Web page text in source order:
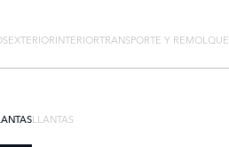
EXTERIORINTERIORTRANSPORTE Y REMOLQUE
LLANTAS